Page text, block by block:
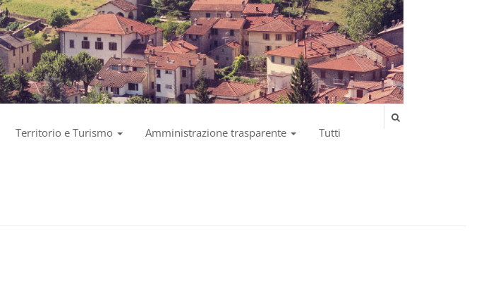
Territorio e Turismo Amministrazione trasparente Tutti